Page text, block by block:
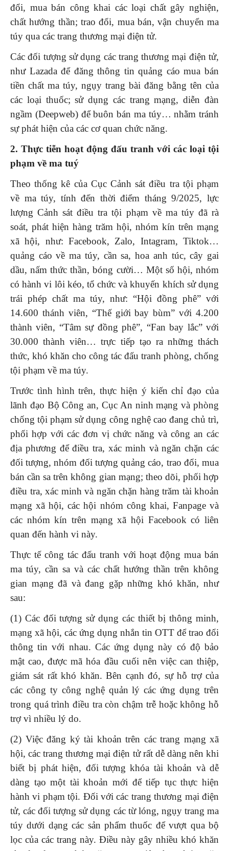
đổi, mua bán công khai các loại chất gây nghiện,
chất hướng thần; trao đổi, mua bán, vận chuyển ma
túy qua các trang thương mại điện tử.
Các đối tượng sử dụng các trang thương mại điện tử,
như Lazada để đăng thông tin quảng cáo mua bán
tiền chất ma túy, ngụy trang bài đăng bằng tên của
các loại thuốc; sử dụng các trang mạng, diễn đàn
ngầm (Deepweb) để buôn bán ma túy… nhằm tránh
sự phát hiện của các cơ quan chức năng.
2. Thực tiễn hoạt động đấu tranh với các loại tội
phạm về ma tuý
Theo thống kê của Cục Cảnh sát điều tra tội phạm
về ma túy, tính đến thời điểm tháng 9/2025, lực
lượng Cảnh sát điều tra tội phạm về ma túy đã rà
soát, phát hiện hàng trăm hội, nhóm kín trên mạng
xã hội, như: Facebook, Zalo, Intagram, Tiktok…
quảng cáo về ma túy, cần sa, hoa anh túc, cây gai
dầu, nấm thức thần, bóng cười… Một số hội, nhóm
có hành vi lôi kéo, tổ chức và khuyến khích sử dụng
trái phép chất ma túy, như: “Hội đồng phê” với
14.600 thánh viên, “Thế giới bay bùm” với 4.200
thành viên, “Tâm sự đồng phê”, “Fan bay lắc” với
30.000 thành viên… trực tiếp tạo ra những thách
thức, khó khăn cho công tác đấu tranh phòng, chống
tội phạm về ma túy.
Trước tình hình trên, thực hiện ý kiến chỉ đạo của
lãnh đạo Bộ Công an, Cục An ninh mạng và phòng
chống tội phạm sử dụng công nghệ cao đang chủ trì,
phối hợp với các đơn vị chức năng và công an các
địa phương để điều tra, xác minh và ngăn chặn các
đối tượng, nhóm đối tượng quảng cáo, trao đổi, mua
bán cần sa trên không gian mạng; theo dõi, phối hợp
điều tra, xác minh và ngăn chặn hàng trăm tài khoản
mạng xã hội, các hội nhóm công khai, Fanpage và
các nhóm kín trên mạng xã hội Facebook có liên
quan đến hành vi này.
Thực tế công tác đấu tranh với hoạt động mua bán
ma túy, cần sa và các chất hướng thần trên không
gian mạng đã và đang gặp những khó khăn, như
sau:
(1) Các đối tượng sử dụng các thiết bị thông minh,
mạng xã hội, các ứng dụng nhắn tin OTT để trao đổi
thông tin với nhau. Các ứng dụng này có độ bảo
mật cao, được mã hóa đầu cuối nên việc can thiệp,
giám sát rất khó khăn. Bên cạnh đó, sự hỗ trợ của
các công ty công nghệ quản lý các ứng dụng trên
trong quá trình điều tra còn chậm trễ hoặc không hỗ
trợ vì nhiều lý do.
(2) Việc đăng ký tài khoản trên các trang mạng xã
hội, các trang thương mại điện tử rất dễ dàng nên khi
biết bị phát hiện, đối tượng khóa tài khoản và dễ
dàng tạo một tài khoản mới để tiếp tục thực hiện
hành vi phạm tội. Đối với các trang thương mại điện
tử, các đối tượng sử dụng các từ lóng, ngụy trang ma
túy dưới dạng các sản phẩm thuốc để vượt qua bộ
lọc của các trang này. Điều này gây nhiều khó khăn